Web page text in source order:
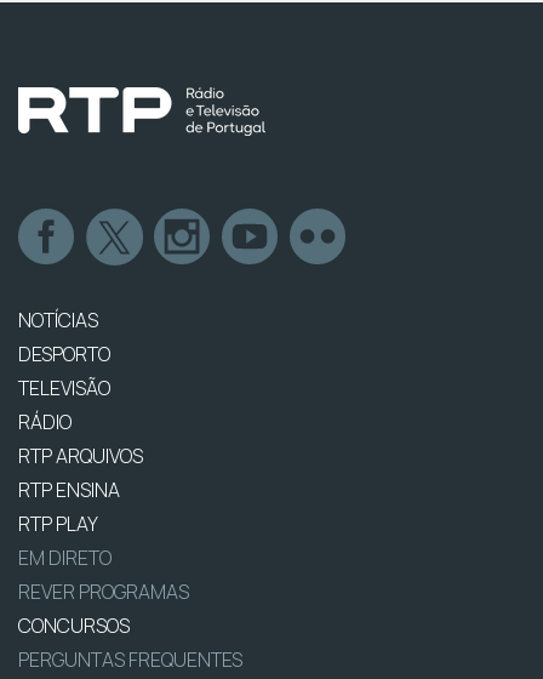
NOTÍCIAS
DESPORTO
TELEVISÃO
RÁDIO
RTP ARQUIVOS
RTP ENSINA
RTP PLAY
EM DIRETO
REVER PROGRAMAS
CONCURSOS
PERGUNTAS FREQUENTES